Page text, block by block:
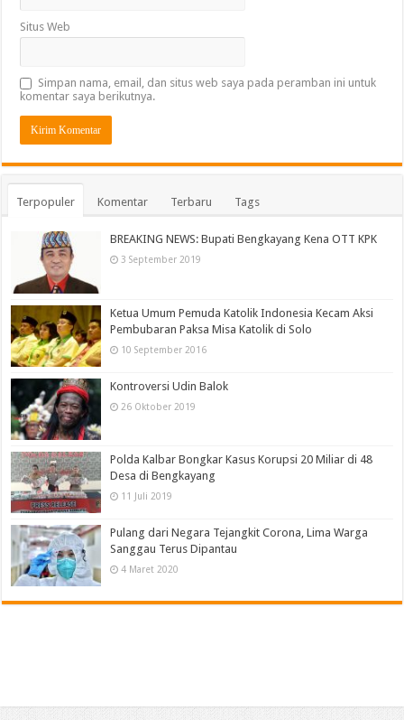
Situs Web
Simpan nama, email, dan situs web saya pada peramban ini untuk
komentar saya berikutnya.
Terpopuler Komentar Terbaru Tags
BREAKING NEWS: Bupati Bengkayang Kena OTT KPK
3 September 2019
Ketua Umum Pemuda Katolik Indonesia Kecam Aksi
Pembubaran Paksa Misa Katolik di Solo
10 September 2016
Kontroversi Udin Balok
26 Oktober 2019
Polda Kalbar Bongkar Kasus Korupsi 20 Miliar di 48
Desa di Bengkayang
11 Juli 2019
Pulang dari Negara Tejangkit Corona, Lima Warga
Sanggau Terus Dipantau
4 Maret 2020